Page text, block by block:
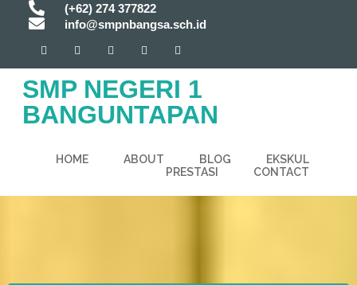
(+62) 274 377822
info@smpnbangsa.sch.id
SMP NEGERI 1
BANGUNTAPAN
HOME ABOUT BLOG
EKSKUL
PRESTASI
CONTACT